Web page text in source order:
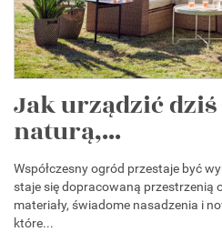
Jak urządzić
naturą,...
Współczesny ogród przestaje być
staje się dopracowaną przestrzenią
materiały, świadome nasadzenia i
które...